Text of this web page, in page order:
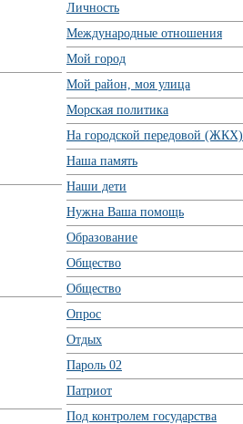
Личность
Международные отношения
Мой город
Мой район, моя улица
Морская политика
На городской передовой (ЖКХ)
Наша память
Наши дети
Нужна Ваша помощь
Образование
Общество
Общество
Опрос
Отдых
Пароль 02
Патриот
Под контролем государства